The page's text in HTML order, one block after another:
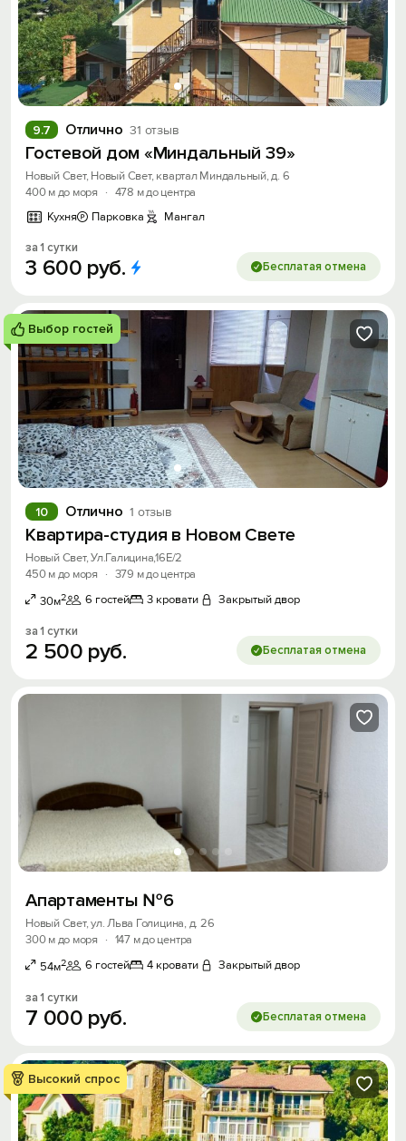
Отлично 31 отзыв
9.7
Гостевой дом «Миндальный 39»
Новый Свет, Новый Свет, квартал Миндальный, д. 6
400 м до моря
· 478 м до центра
Кухня
Парковка Мангал
за 1 сутки
3 600 руб. Бесплатая отмена
Выбор гостей
Отлично 1 отзыв
10
Квартира-студия в Новом Свете
Новый Свет, Ул.Галицина,16Е/2
450 м до моря
· 379 м до центра
30м2 6 гостей 3 кровати Закрытый двор
за 1 сутки
2 500 руб. Бесплатая отмена
Апартаменты №6
Новый Свет, ул. Льва Голицина, д. 26
300 м до моря
· 147 м до центра
54м2 6 гостей 4 кровати Закрытый двор
за 1 сутки
7 000 руб. Бесплатая отмена
Высокий спрос